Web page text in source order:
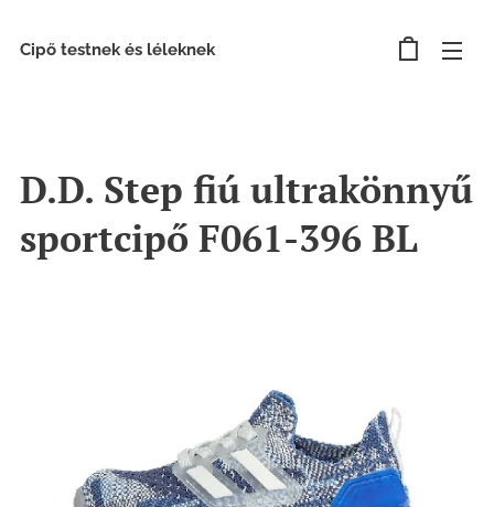
Cipő testnek és léleknek
D.D. Step fiú ultrakönnyű
sportcipő F061-396 BL